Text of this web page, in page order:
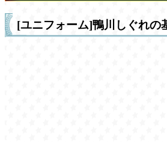
[ユニフォーム]鴨川しぐれの